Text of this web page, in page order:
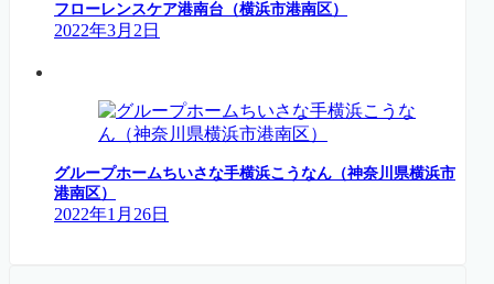
フローレンスケア港南台（横浜市港南区）
2022年3月2日
グループホームちいさな手横浜こうなん（神奈川県横浜市
港南区）
2022年1月26日